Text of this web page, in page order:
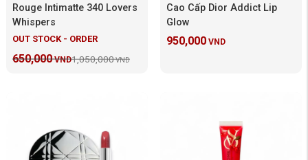
Rouge Intimatte 340 Lovers
Whispers
OUT STOCK - ORDER
650,000VND1,050,000 VND
Cao Cấp Dior Addict Lip
Glow
950,000 VND